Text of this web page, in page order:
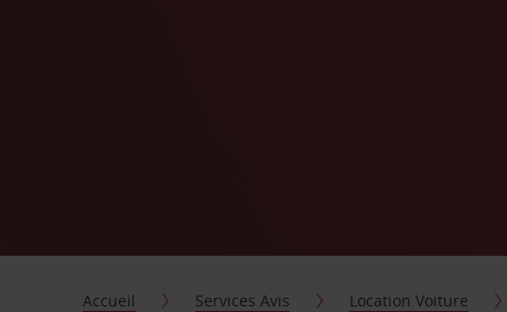
Accueil Services Avis Location Voiture